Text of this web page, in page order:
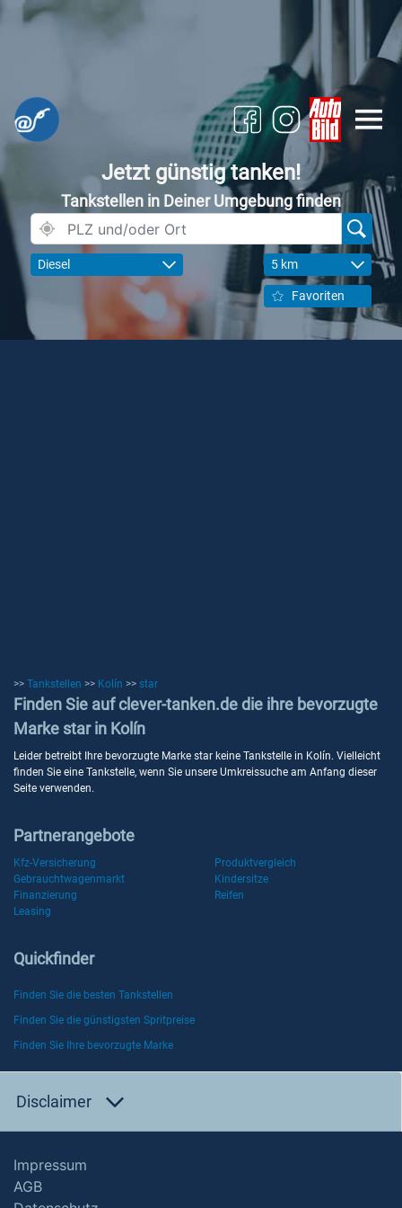
Jetzt günstig tanken!
Tankstellen in Deiner Umgebung finden
Diesel 5 km
Favoriten
>> Tankstellen >> Kolín >> star
Finden Sie auf clever-tanken.de die ihre bevorzugte
Marke star in Kolín
Leider betreibt Ihre bevorzugte Marke star keine Tankstelle in Kolín. Vielleicht
finden Sie eine Tankstelle, wenn Sie unsere Umkreissuche am Anfang dieser
Seite verwenden.
Partnerangebote
Kfz-Versicherung
Produktvergleich
Gebrauchtwagenmarkt
Kindersitze
Finanzierung
Reifen
Leasing
Quickfinder
Finden Sie die besten Tankstellen
Finden Sie die günstigsten Spritpreise
Finden Sie Ihre bevorzugte Marke
Disclaimer
Impressum
AGB